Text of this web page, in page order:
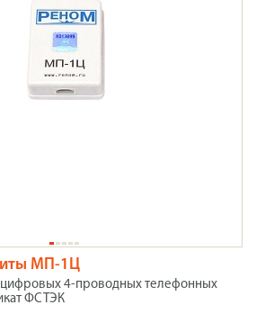
МП-1Ц
цифровых 4-проводных телефонных
ФСТЭК